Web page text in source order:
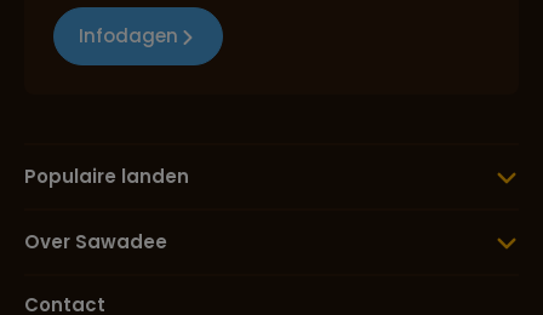
Infodagen
Populaire landen
Over Sawadee
Contact